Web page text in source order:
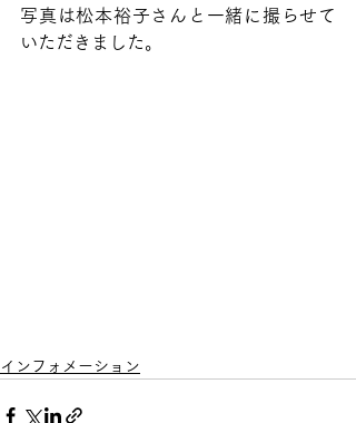
写真は松本裕子さんと一緒に撮らせて
いただきました。
インフォメーション